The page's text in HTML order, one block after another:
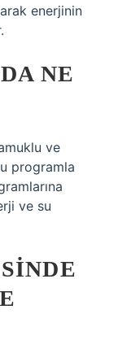
enerjinin
NE
ve
programla
ve su